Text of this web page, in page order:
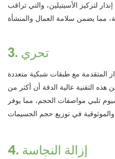
لتركيز الأسيتيلين، والتي تراقب
3. تحري
المتقدمة مع طبقات شبكية متعددة
التقنية عالية الدقة أن أكثر من
تلبي مواصفات الحجم، مما يوفر
4. إزالة النجاسة